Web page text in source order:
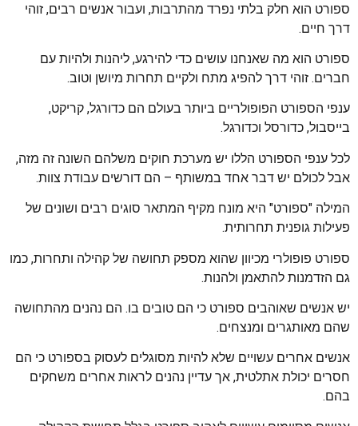
ספורט הוא חלק בלתי נפרד מהתרבות, ועבור אנשים רבים, זוהי
דרך חיים.
ספורט הוא מה שאנחנו עושים כדי להירגע, ליהנות ולהיות עם
חברים. זוהי דרך להפיג מתח ולקיים תחרות מיושן וטוב.
ענפי הספורט הפופולריים ביותר בעולם הם כדורגל, קריקט,
בייסבול, כדורסל וכדורגל.
לכל ענפי הספורט הללו יש מערכת חוקים משלהם השונה זה מזה,
אבל לכולם יש דבר אחד במשותף – הם דורשים עבודת צוות.
המילה "ספורט" היא מונח מקיף המתאר סוגים רבים ושונים של
פעילות גופנית תחרותית.
ספורט פופולרי מכיוון שהוא מספק תחושה של קהילה ותחרות, כמו
גם הזדמנות להתאמן ולהנות.
יש אנשים שאוהבים ספורט כי הם טובים בו. הם נהנים מהתחושה
שהם מאותגרים ומנצחים.
אנשים אחרים עשויים שלא להיות מסוגלים לעסוק בספורט כי הם
חסרים יכולת אתלטית, אך עדיין נהנים לראות אחרים משחקים
בהם.